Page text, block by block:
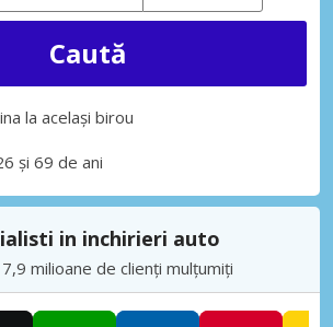
la același birou
și 69 de ani
in inchirieri auto
milioane de clienți mulțumiți